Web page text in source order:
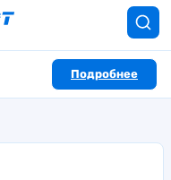
Подробнее